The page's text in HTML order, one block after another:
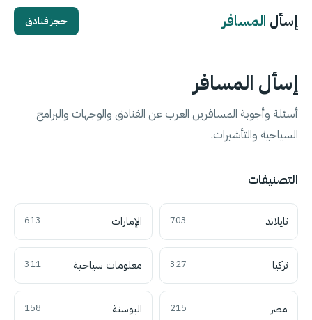
إسأل المسافر حجز فنادق
إسأل المسافر
أسئلة وأجوبة المسافرين العرب عن الفنادق والوجهات والبرامج
السياحية والتأشيرات.
التصنيفات
تايلاند 703 الإمارات 613
تركيا 327 معلومات سياحية 311
مصر 215 البوسنة 158